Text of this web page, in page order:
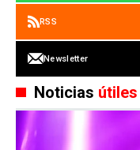
RSS
Newsletter
Noticias útiles